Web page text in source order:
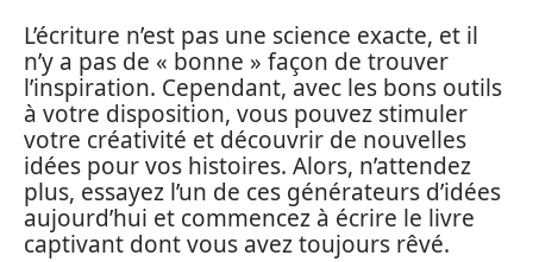
L’écriture n’est pas une science exacte, et il
n’y a pas de « bonne » façon de trouver
l’inspiration. Cependant, avec les bons outils
à votre disposition, vous pouvez stimuler
votre créativité et découvrir de nouvelles
idées pour vos histoires. Alors, n’attendez
plus, essayez l’un de ces générateurs d’idées
aujourd’hui et commencez à écrire le livre
captivant dont vous avez toujours rêvé.